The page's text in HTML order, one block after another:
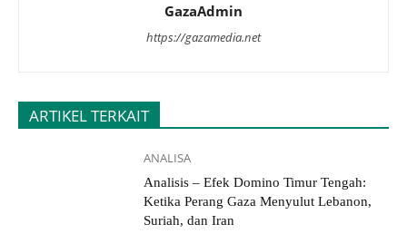
GazaAdmin
https://gazamedia.net
ARTIKEL TERKAIT
ANALISA
Analisis – Efek Domino Timur Tengah:
Ketika Perang Gaza Menyulut Lebanon,
Suriah, dan Iran